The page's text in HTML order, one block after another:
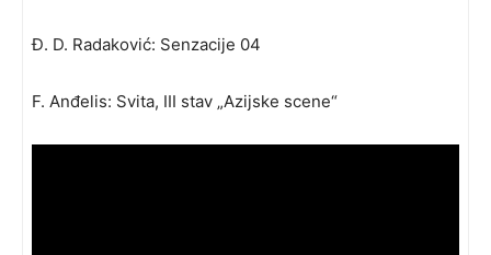
Đ. D. Radaković: Senzacije 04
F. Anđelis: Svita, III stav „Azijske scene“